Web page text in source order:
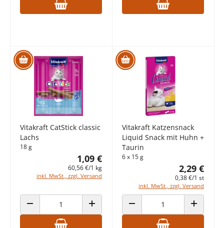
Vitakraft CatStick classic
Lachs
18 g
1,09 €
60,56 €/1 kg
inkl. MwSt., zzgl. Versand
ANZAHL VERRINGERN ANZAHL ERHÖHEN
Vitakraft Katzensnack
Liquid Snack mit Huhn +
Taurin
6 x 15 g
2,29 €
0,38 €/1 st
inkl. MwSt., zzgl. Versand
ANZAHL VERRINGERN ANZAHL